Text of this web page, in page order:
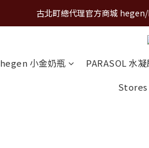
A World of Wonder
古北町總代理官方商城
A World of Wonder
hegen 小金奶瓶 PARASOL 水
Stores